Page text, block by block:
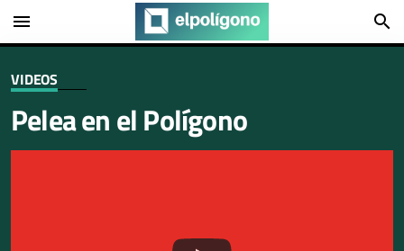
menu search
VIDEOS
Pelea en el Polígono